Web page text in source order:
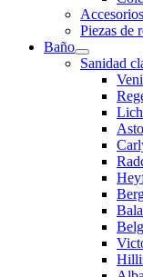
Piezas de
Baño
Sanidad